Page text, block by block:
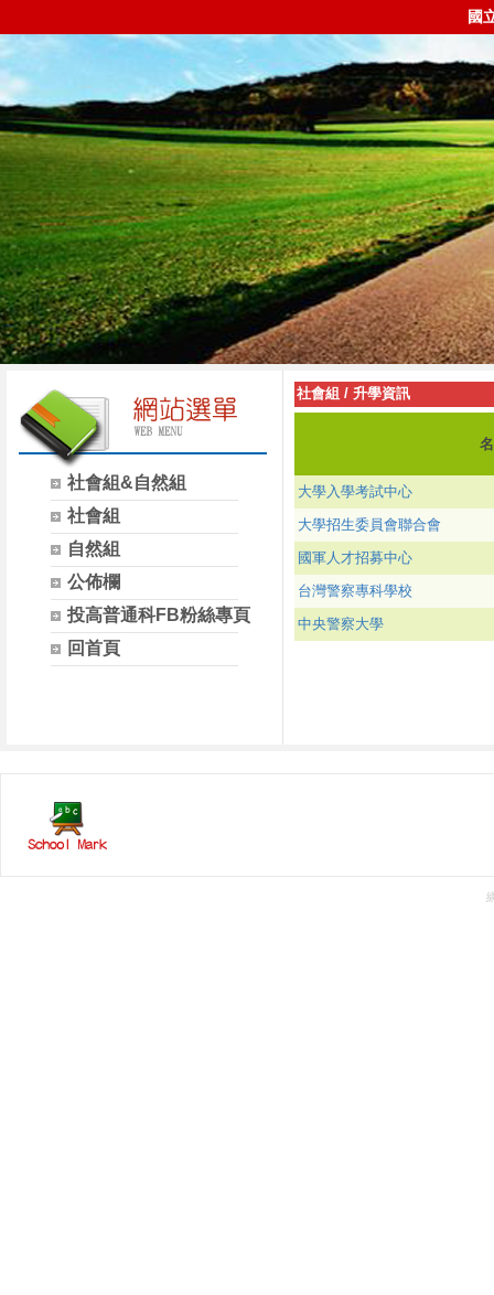
國
社會組&自然組
社會組
自然組
公佈欄
投高普通科FB粉絲專頁
回首頁
社會組 / 升學資訊
大學入學考試中心
大學招生委員會聯合會
國軍人才招募中心
台灣警察專科學校
中央警察大學